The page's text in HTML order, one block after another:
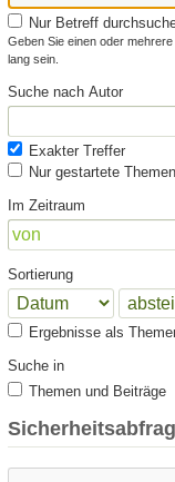
Nur Betreff
Geben Sie einen oder
lang sein.
Suche nach Autor
Exakter Treffer
Nur gestartete
Im Zeitraum
Sortierung
Ergebnisse als
Suche in
Themen und Beiträge